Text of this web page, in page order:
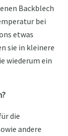
Backblech
bei
etwas
sie in kleinere
wiederum ein
die
andere